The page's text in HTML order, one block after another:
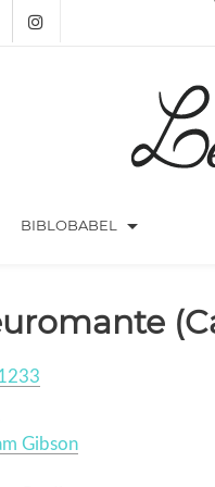
BIBLOBABEL arrow_drop_down
Gibson